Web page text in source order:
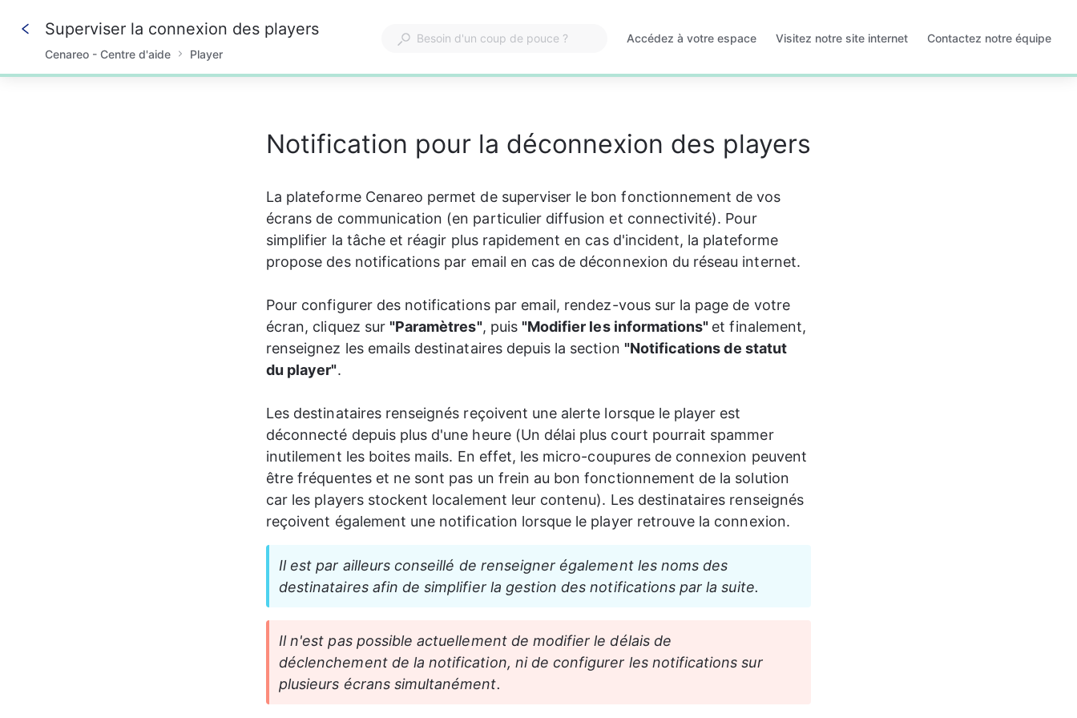
0%
Superviser la connexion des players
Cenareo - Centre d'aide Player
Accédez à votre espace
S'ouvre
Visitez notre site internet
S'ouvre
Contactez notre équipe
S'ouvre
Notification pour la déconnexion des players
La plateforme Cenareo permet de superviser le bon fonctionnement de vos
écrans de communication (en particulier diffusion et connectivité). Pour
simplifier la tâche et réagir plus rapidement en cas d'incident, la plateforme
propose des notifications par email en cas de déconnexion du réseau internet.
Pour configurer des notifications par email, rendez-vous sur la page de votre
écran, cliquez sur "Paramètres", puis "Modifier les informations" et finalement,
renseignez les emails destinataires depuis la section "Notifications de statut
du player".
Les destinataires renseignés reçoivent une alerte lorsque le player est
déconnecté depuis plus d'une heure (Un délai plus court pourrait spammer
inutilement les boites mails. En effet, les micro-coupures de connexion peuvent
être fréquentes et ne sont pas un frein au bon fonctionnement de la solution
car les players stockent localement leur contenu). Les destinataires renseignés
reçoivent également une notification lorsque le player retrouve la connexion.
Il est par ailleurs conseillé de renseigner également les noms des
destinataires afin de simplifier la gestion des notifications par la suite.
Il n'est pas possible actuellement de modifier le délais de
déclenchement de la notification, ni de configurer les notifications sur
plusieurs écrans simultanément.